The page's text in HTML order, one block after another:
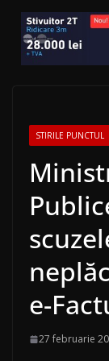
STIRILE PUNCTUL
e-
27 februarie